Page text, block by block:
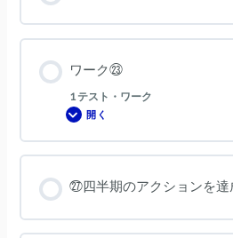
ワーク㉓
1 テスト・ワーク
開く
ワ
ク
㉓
㉗四半期のアクションを達